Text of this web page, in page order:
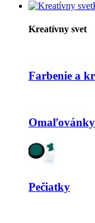
Kreatívny svet
Farbenie a
Omaľovánky
Pečiatky